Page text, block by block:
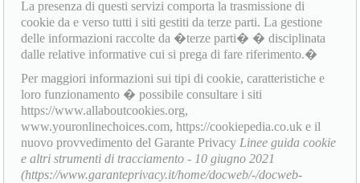
La presenza di questi servizi comporta la trasmissione di
cookie da e verso tutti i siti gestiti da terze parti. La gestione
delle informazioni raccolte da �terze parti� � disciplinata
dalle relative informative cui si prega di fare riferimento.�
Per maggiori informazioni sui tipi di cookie, caratteristiche e
loro funzionamento � possibile consultare i siti
https://www.allaboutcookies.org,
www.youronlinechoices.com, https://cookiepedia.co.uk e il
nuovo provvedimento del Garante Privacy Linee guida cookie
e altri strumenti di tracciamento - 10 giugno 2021
(https://www.garanteprivacy.it/home/docweb/-/docweb-